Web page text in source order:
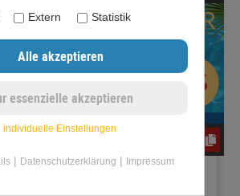
mit Code: jwY4FC7G2m
Extern Statistik
individuelle Einstellungen
| Datenschutzerklärung | Impressum